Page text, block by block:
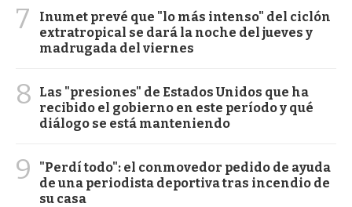
7
Inumet prevé que "lo más intenso" del ciclón
extratropical se dará la noche del jueves y
madrugada del viernes
8
Las "presiones" de Estados Unidos que ha
recibido el gobierno en este período y qué
diálogo se está manteniendo
9
"Perdí todo": el conmovedor pedido de ayuda
de una periodista deportiva tras incendio de
su casa